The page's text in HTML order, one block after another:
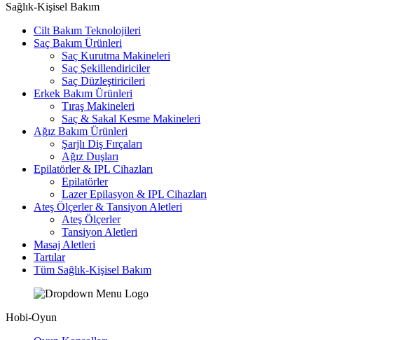
Sağlık-Kişisel Bakım
Cilt Bakım Teknolojileri
Saç Bakım Ürünleri
Saç Kurutma Makineleri
Saç Şekillendiriciler
Saç Düzleştiricileri
Erkek Bakım Ürünleri
Tıraş Makineleri
Saç & Sakal Kesme Makineleri
Ağız Bakım Ürünleri
Şarjlı Diş Fırçaları
Ağız Duşları
Epilatörler & IPL Cihazları
Epilatörler
Lazer Epilasyon & IPL Cihazları
Ateş Ölçerler & Tansiyon Aletleri
Ateş Ölçerler
Tansiyon Aletleri
Masaj Aletleri
Tartılar
Tüm Sağlık-Kişisel Bakım
Hobi-Oyun